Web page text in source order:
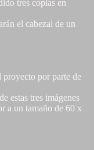
tres copias en
el cabezal de un
por parte de
estas tres imágenes
a un tamaño de 60 x